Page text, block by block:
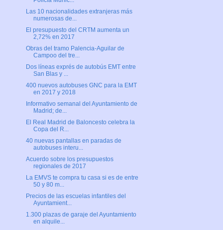
Las 10 nacionalidades extranjeras más
numerosas de...
El presupuesto del CRTM aumenta un
2,72% en 2017
Obras del tramo Palencia-Aguilar de
Campoo del tre...
Dos líneas exprés de autobús EMT entre
San Blas y ...
400 nuevos autobuses GNC para la EMT
en 2017 y 2018
Informativo semanal del Ayuntamiento de
Madrid; de...
El Real Madrid de Baloncesto celebra la
Copa del R...
40 nuevas pantallas en paradas de
autobuses interu...
Acuerdo sobre los presupuestos
regionales de 2017
La EMVS te compra tu casa si es de entre
50 y 80 m...
Precios de las escuelas infantiles del
Ayuntamient...
1.300 plazas de garaje del Ayuntamiento
en alquile...